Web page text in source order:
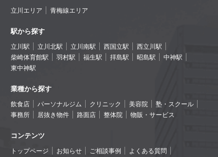
立川エリア 青梅線エリア
駅から探す
立川駅 立川北駅 立川南駅 西国立駅
西立川駅
柴崎体育館駅
羽村駅 福生駅 拝島駅 昭島駅
中神駅
東中神駅
業種から探す
飲食店 パーソナルジム クリニック 美容院
塾・スクール
事務所
居抜き物件 路面店 整体院 物販・サービス
コンテンツ
トップページ お知らせ ご相談事例
よくある質問